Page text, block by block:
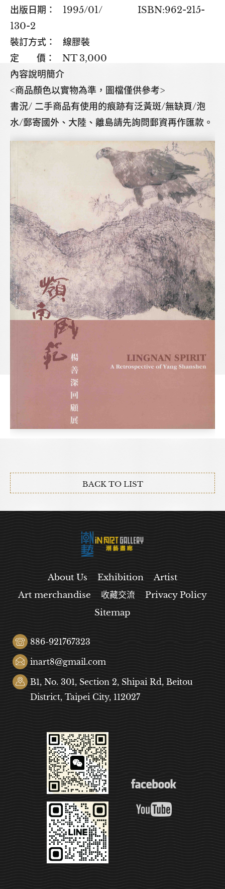
出版日期： 1995/01/ ISBN:962-215-
130-2
裝訂方式： 線膠裝
定 價： NT 3,000
內容說明簡介
<商品顏色以實物為準，圖檔僅供參考>
書況/ 二手商品有使用的痕跡有泛黃斑/無缺頁/泡
水/郵寄國外、大陸、離島請先詢問郵資再作匯款。
BACK TO LIST
About Us Exhibition
Artist
Art merchandise
收藏交流
Privacy Policy
Sitemap
886-921767323
inart8@gmail.com
B1, No. 301, Section 2, Shipai Rd, Beitou
District, Taipei City, 112027